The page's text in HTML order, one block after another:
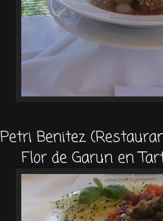
Petri Benitez
Flor de Garun en